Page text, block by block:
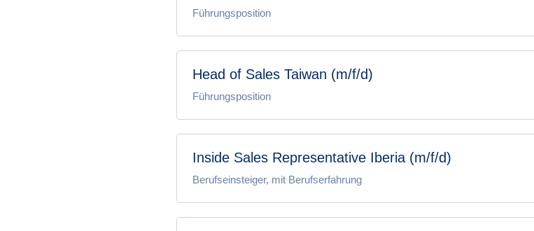
Führungsposition
Head of Sales Taiwan (m/f/d)
Führungsposition
Inside Sales Representative Iberia (m/f/d)
Berufseinsteiger, mit Berufserfahrung